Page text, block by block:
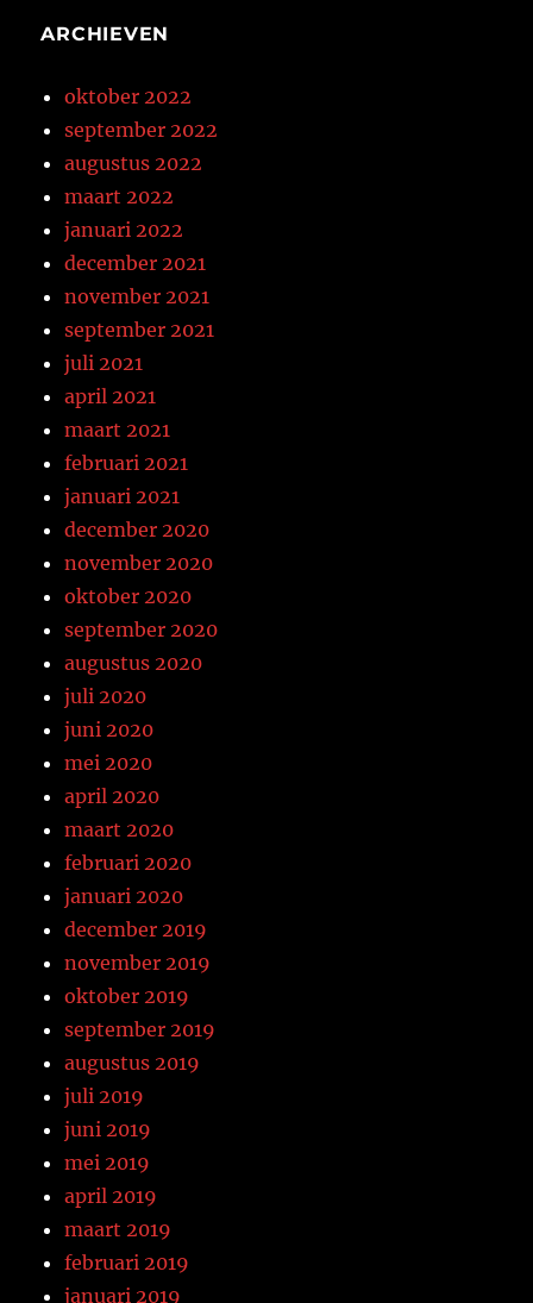
ARCHIEVEN
oktober 2022
september 2022
augustus 2022
maart 2022
januari 2022
december 2021
november 2021
september 2021
juli 2021
april 2021
maart 2021
februari 2021
januari 2021
december 2020
november 2020
oktober 2020
september 2020
augustus 2020
juli 2020
juni 2020
mei 2020
april 2020
maart 2020
februari 2020
januari 2020
december 2019
november 2019
oktober 2019
september 2019
augustus 2019
juli 2019
juni 2019
mei 2019
april 2019
maart 2019
februari 2019
januari 2019